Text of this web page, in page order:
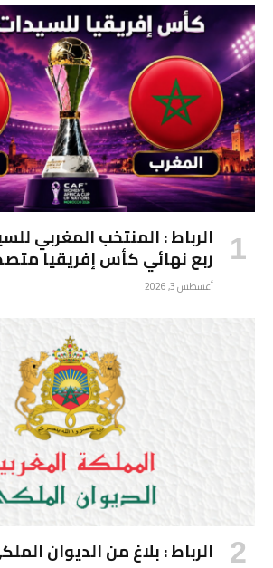
الرباط : المنتخب المغربي
ربع نهائي كأس إفريقيا
أغسطس 3, 2026
الرباط : بلاغ من الديوان